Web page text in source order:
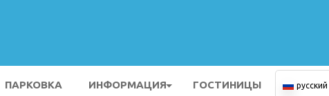
ПАРКОВКА ИНФОРМАЦИЯ ГОСТИНИЦЫ русский